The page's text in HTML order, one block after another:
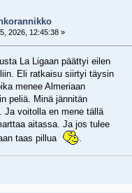
2026, 12:45:38 »
La Ligaan päättyi eilen
Eli ratkaisu siirtyi täysin
menee Almeriaan
peliä. Minä jännitän
Ja voitolla en mene tällä
aitassa. Ja jos tulee
taas pillua
.